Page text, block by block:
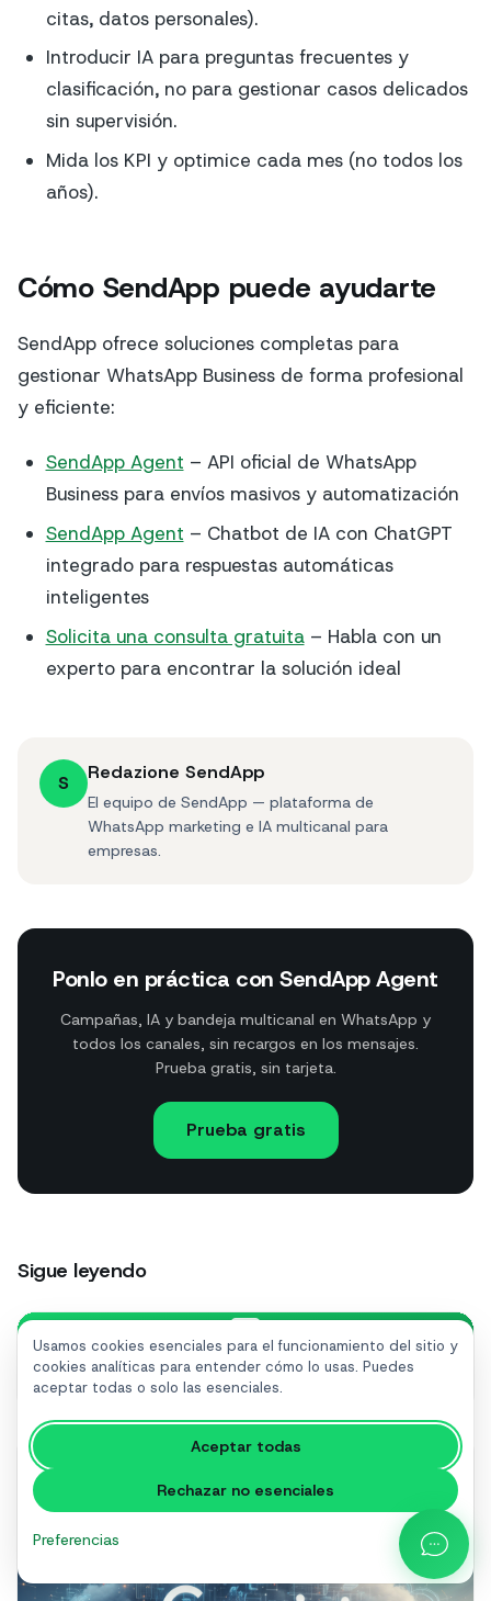
Usamos cookies esenciales para el funcionamiento del sitio y
cookies analíticas para entender cómo lo usas. Puedes
aceptar todas o solo las esenciales.
Aceptar todas
Rechazar no esenciales
Preferencias
citas, datos personales).
Introducir IA para preguntas frecuentes y
clasificación, no para gestionar casos delicados
sin supervisión.
Mida los KPI y optimice cada mes (no todos los
años).
Cómo SendApp puede ayudarte
SendApp ofrece soluciones completas para
gestionar WhatsApp Business de forma profesional
y eficiente:
SendApp Agent – API oficial de WhatsApp
Business para envíos masivos y automatización
SendApp Agent – Chatbot de IA con ChatGPT
integrado para respuestas automáticas
inteligentes
Solicita una consulta gratuita– Habla con un
experto para encontrar la solución ideal
S Redazione SendApp
El equipo de SendApp — plataforma de
WhatsApp marketing e IA multicanal para
empresas.
Ponlo en práctica con SendApp Agent
Campañas, IA y bandeja multicanal en WhatsApp y
todos los canales, sin recargos en los mensajes.
Prueba gratis, sin tarjeta.
Prueba gratis
Sigue leyendo
Trustpilot review